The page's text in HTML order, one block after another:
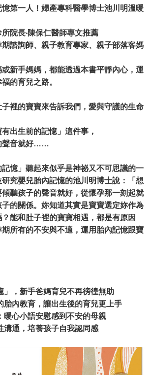
第一人！婦產專科醫學博士池川明溫暖
院長‧陳保仁醫師專文推薦
諮詢師、親子教育專家、親子部落客媽
新手媽媽，都能透過本書平靜內心，運
的育兒之路。
裡的寶寶來告訴我們，愛與守護的生命
出生前的記憶」這件事，
聲音就好……
記憶」聽起來似乎是神祕又不可思議的一
究嬰兒胎內記憶的池川明博士說：「想
聽孩子的聲音就好，從懷孕那一刻起就
的關係。妳知道其實是寶寶選定妳作為
能和肚子裡的寶寶相遇，都是有原因
所有的不安與不適，運用胎內記憶跟寶
」，新手爸媽育兒不再徬徨無助
胎內教育，讓出生後的育兒更上手
暖心小語安慰感到不安的母親
溝通，培養孩子自我認同感